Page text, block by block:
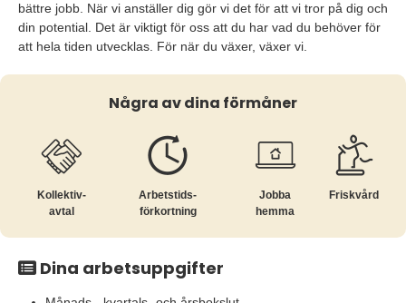
bättre jobb. När vi anställer dig gör vi det för att vi tror på dig och
din potential. Det är viktigt för oss att du har vad du behöver för
att hela tiden utvecklas. För när du växer, växer vi.
Några av dina förmåner
Kollektiv­
avtal
Arbetstids­
förkortning
Jobba
hemma
Friskvård
Dina arbetsuppgifter